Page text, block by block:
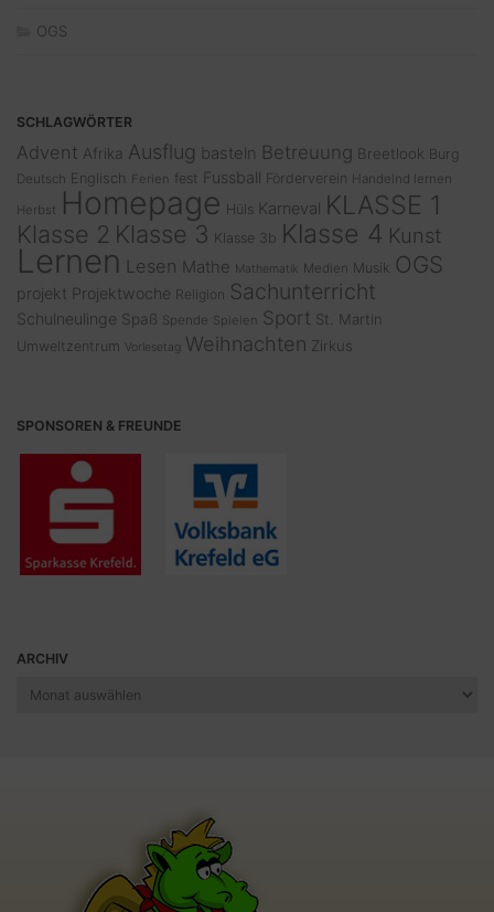
OGS
SCHLAGWÖRTER
Advent Afrika Ausflug basteln Betreuung Breetlook Burg
Deutsch Englisch Ferien fest Fussball Förderverein
Handelnd lernen
Herbst Homepage Hüls Karneval KLASSE 1
Klasse 2 Klasse 3 Klasse 3b Klasse 4 Kunst
Lernen Lesen Mathe Mathematik Medien Musik OGS
projekt Projektwoche Religion Sachunterricht
Schulneulinge Spaß Spende Spielen Sport St. Martin
Umweltzentrum Vorlesetag Weihnachten Zirkus
SPONSOREN & FREUNDE
ARCHIV
Archiv